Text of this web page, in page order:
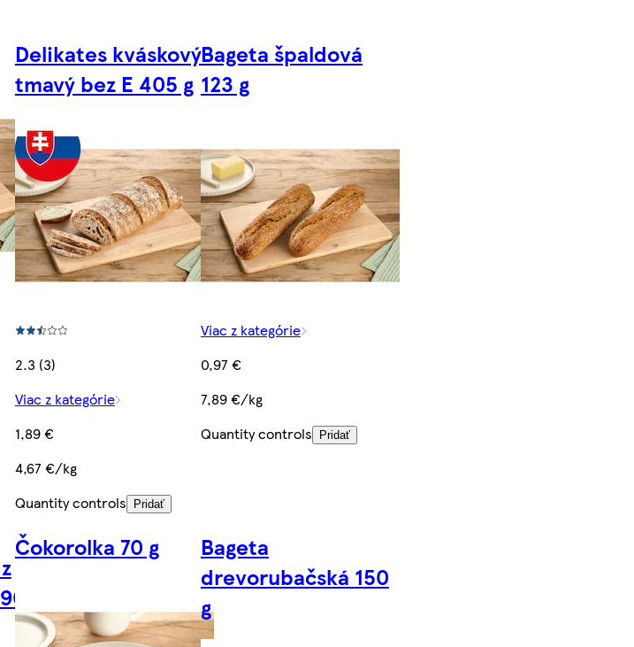
Delikates kváskový
tmavý bez E 405 g
2.3 (3)
Viac z kategórie
1,89 €
4,67 €/kg
Quantity controls
Pridať
Bageta špaldová
123 g
Viac z kategórie
0,97 €
7,89 €/kg
Quantity controls
Pridať
Čokorolka 70 g
Bageta
drevorubačská 150
g